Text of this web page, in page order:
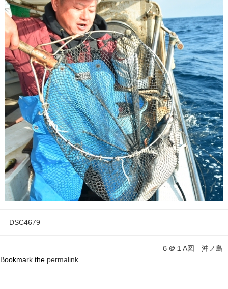
_DSC4679
６＠１A図 沖ノ島
Bookmark the permalink